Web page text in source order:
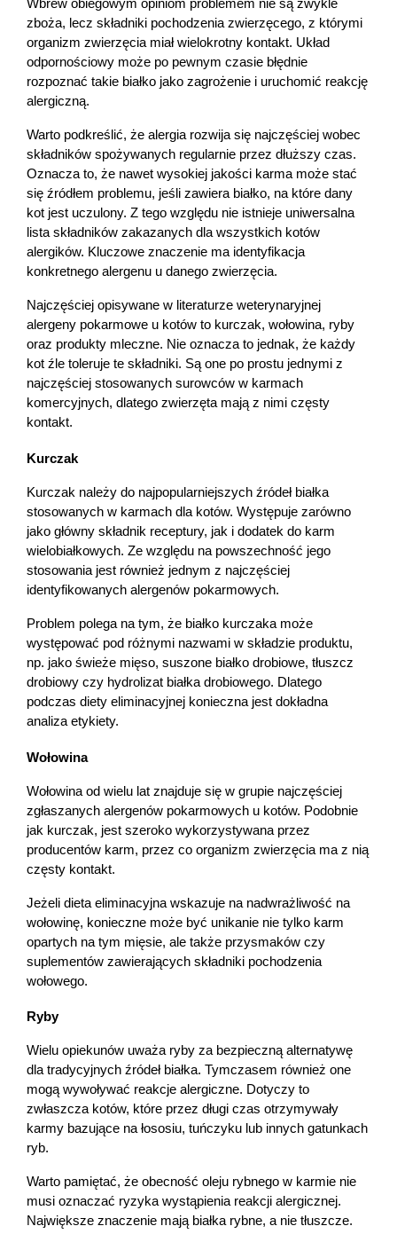
Korzystamy z plików cookies w celu
Wbrew obiegowym opiniom problemem nie są zwykle
zboża, lecz składniki pochodzenia zwierzęcego, z którymi
organizm zwierzęcia miał wielokrotny kontakt. Układ
odpornościowy może po pewnym czasie błędnie
rozpoznać takie białko jako zagrożenie i uruchomić reakcję
alergiczną.
Warto podkreślić, że alergia rozwija się najczęściej wobec
składników spożywanych regularnie przez dłuższy czas.
Oznacza to, że nawet wysokiej jakości karma może stać
się źródłem problemu, jeśli zawiera białko, na które dany
kot jest uczulony. Z tego względu nie istnieje uniwersalna
lista składników zakazanych dla wszystkich kotów
alergików. Kluczowe znaczenie ma identyfikacja
konkretnego alergenu u danego zwierzęcia.
Najczęściej opisywane w literaturze weterynaryjnej
alergeny pokarmowe u kotów to kurczak, wołowina, ryby
oraz produkty mleczne. Nie oznacza to jednak, że każdy
kot źle toleruje te składniki. Są one po prostu jednymi z
najczęściej stosowanych surowców w karmach
komercyjnych, dlatego zwierzęta mają z nimi częsty
kontakt.
Kurczak
Kurczak należy do najpopularniejszych źródeł białka
stosowanych w karmach dla kotów. Występuje zarówno
jako główny składnik receptury, jak i dodatek do karm
wielobiałkowych. Ze względu na powszechność jego
stosowania jest również jednym z najczęściej
identyfikowanych alergenów pokarmowych.
Problem polega na tym, że białko kurczaka może
występować pod różnymi nazwami w składzie produktu,
np. jako świeże mięso, suszone białko drobiowe, tłuszcz
drobiowy czy hydrolizat białka drobiowego. Dlatego
podczas diety eliminacyjnej konieczna jest dokładna
analiza etykiety.
Wołowina
Wołowina od wielu lat znajduje się w grupie najczęściej
zgłaszanych alergenów pokarmowych u kotów. Podobnie
jak kurczak, jest szeroko wykorzystywana przez
producentów karm, przez co organizm zwierzęcia ma z nią
częsty kontakt.
Jeżeli dieta eliminacyjna wskazuje na nadwrażliwość na
wołowinę, konieczne może być unikanie nie tylko karm
opartych na tym mięsie, ale także przysmaków czy
suplementów zawierających składniki pochodzenia
wołowego.
Ryby
Wielu opiekunów uważa ryby za bezpieczną alternatywę
dla tradycyjnych źródeł białka. Tymczasem również one
mogą wywoływać reakcje alergiczne. Dotyczy to
zwłaszcza kotów, które przez długi czas otrzymywały
karmy bazujące na łososiu, tuńczyku lub innych gatunkach
ryb.
Warto pamiętać, że obecność oleju rybnego w karmie nie
musi oznaczać ryzyka wystąpienia reakcji alergicznej.
Największe znaczenie mają białka rybne, a nie tłuszcze.